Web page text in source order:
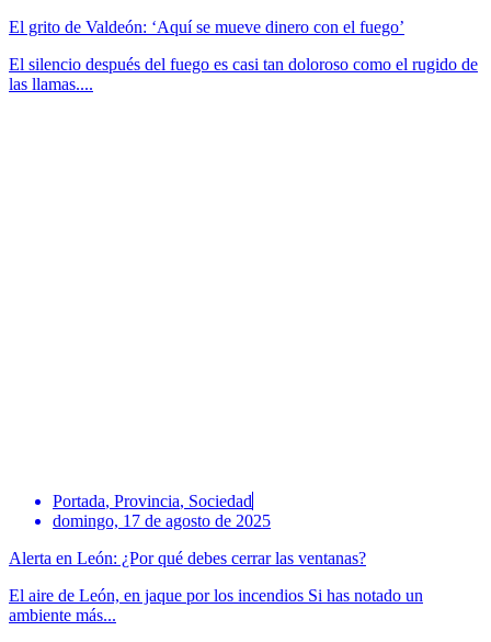
El grito de Valdeón: ‘Aquí se mueve dinero con el fuego’
El silencio después del fuego es casi tan doloroso como el rugido de
las llamas....
Portada, Provincia, Sociedad
domingo, 17 de agosto de 2025
Alerta en León: ¿Por qué debes cerrar las ventanas?
El aire de León, en jaque por los incendios Si has notado un
ambiente más...